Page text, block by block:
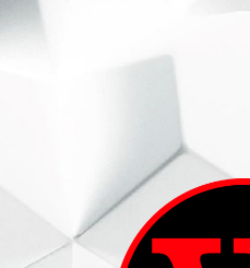
ВИННЫЙ СКЛАД